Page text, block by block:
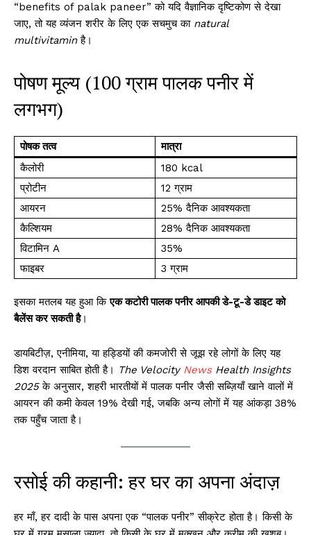
“benefits of palak paneer” को यदि वैज्ञानिक दृष्टिकोण से देखा
जाए, तो यह व्यंजन शरीर के लिए एक सचमुच का natural
multivitaminहै।
पोषण मूल्य (100 ग्राम पालक पनीर में
लगभग)
पोषक तत्व
मात्रा
कैलोरी
180 kcal
प्रोटीन
12 ग्राम
आयरन
25% दैनिक आवश्यकता
कैल्शियम
28% दैनिक आवश्यकता
विटामिन A
35%
फाइबर
3 ग्राम
इसका मतलब यह हुआ किएक कटोरी पालक पनीर आपकी डे-टू-डे डाइट को
बैलेंस कर सकती है।
डायबिटीज़, एनीमिया, या हड्डियों की कमजोरी से जूझ रहे लोगों के लिए यह
डिश वरदान साबित होती है। The Velocity NewsHealth Insights
2025के अनुसार, शहरी भारतीयों में पालक पनीर जैसी सब्ज़ियाँ खाने वालों में
आयरन की कमी केवल 19% देखी गई, जबकि अन्य लोगों में यह आंकड़ा 38%
तक पहुँच जाता है।
रसोई की कहानी: हर घर का अपना अंदाज़
हर माँ, हर दादी के पास अपना एक “पालक पनीर” सीक्रेट होता है। किसी के